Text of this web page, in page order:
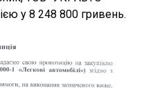
у 8 248 800 гривень.